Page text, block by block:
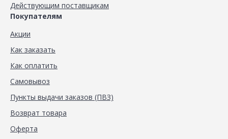
Действующим поставщикам
Покупателям
Акции
Как заказать
Как оплатить
Самовывоз
Пункты выдачи заказов (ПВЗ)
Возврат товара
Оферта